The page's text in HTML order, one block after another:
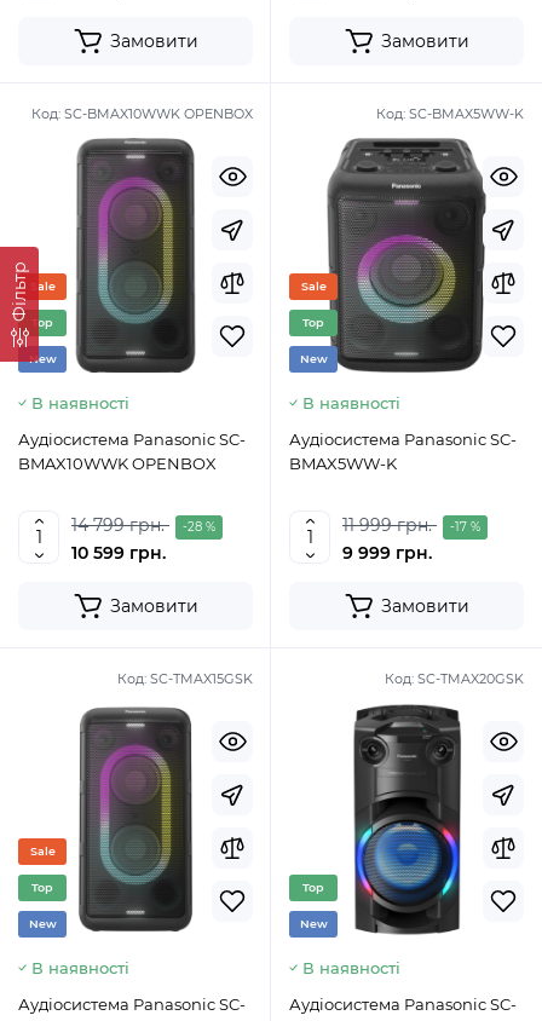
Фільтр
Замовити Замовити
Код: SC-BMAX10WWK OPENBOX
Sale
Top
New
В наявності
Аудіосистема Panasonic SC-
BMAX10WWK OPENBOX
14 799 грн. -28 %
10 599 грн.
Замовити
Код: SC-BMAX5WW-K
Sale
Top
New
В наявності
Аудіосистема Panasonic SC-
BMAX5WW-K
11 999 грн. -17 %
9 999 грн.
Замовити
Код: SC-TMAX15GSK
Sale
Top
New
В наявності
Аудіосистема Panasonic SC-
Код: SC-TMAX20GSK
Top
New
В наявності
Аудіосистема Panasonic SC-